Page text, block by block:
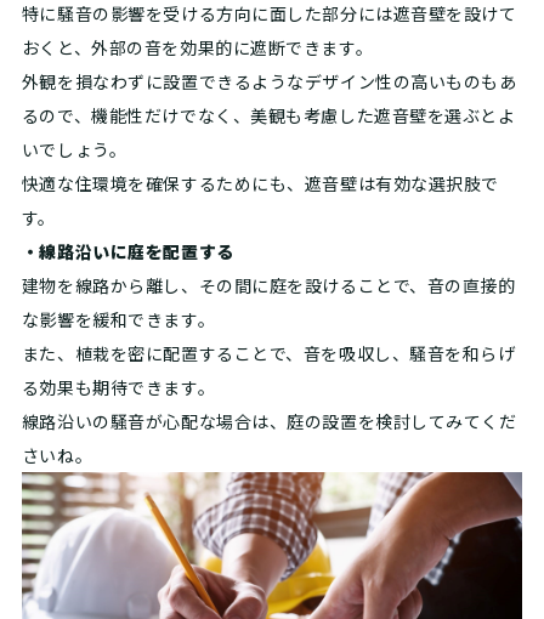
特に騒音の影響を受ける方向に面した部分には遮音壁を設けて
おくと、外部の音を効果的に遮断できます。
外観を損なわずに設置できるようなデザイン性の高いものもあ
るので、機能性だけでなく、美観も考慮した遮音壁を選ぶとよ
いでしょう。
快適な住環境を確保するためにも、遮音壁は有効な選択肢で
す。
・線路沿いに庭を配置する
建物を線路から離し、その間に庭を設けることで、音の直接的
な影響を緩和できます。
また、植栽を密に配置することで、音を吸収し、騒音を和らげ
る効果も期待できます。
線路沿いの騒音が心配な場合は、庭の設置を検討してみてくだ
さいね。